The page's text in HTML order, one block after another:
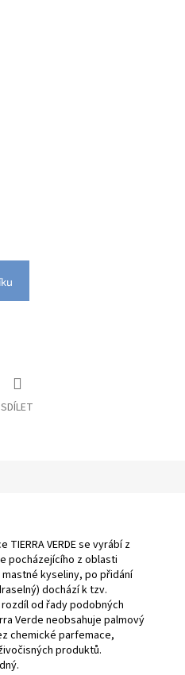
SDÍLET
VERDE se vyrábí z
pocházejícího z oblasti
kyseliny, po přidání
dochází k tzv.
od řady podobných
Verde neobsahuje palmový
chemické parfemace,
produktů.